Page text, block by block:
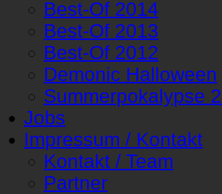
Best-Of 2014
Best-Of 2013
Best-Of 2012
Demonic Halloween
Summerpokalypse
Jobs
Impressum / Kontakt
Kontakt / Team
Partner